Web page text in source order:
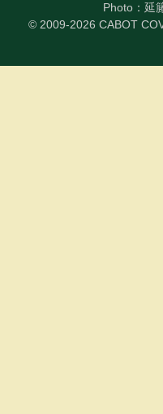
Photo：延
© 2009-2026 CABOT